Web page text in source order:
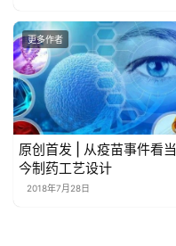
更多作者
原创首发 | 从疫苗事件看当
今制药工艺设计
2018年7月28日